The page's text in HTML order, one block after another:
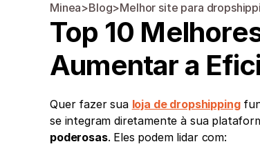
Minea>Blog>Melhor site para
Top 10
Aumentar a
Quer fazer sua loja de dropshipping
se integram diretamente à sua
poderosas. Eles podem lidar com: